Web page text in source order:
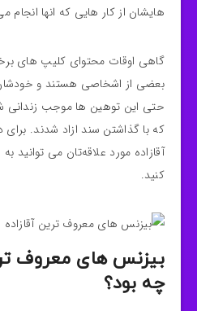
هایشان از کار هایی که انها انجام
گاهی اوقات محتوای کلیپ های
بعضی از اشخاصی هستند و
حتی این توهین ها موجب زندانی
که با گذاشتن سند ازاد شدند.
آقازاده مورد علاقه‌تان می توانید
کنید.
بیزنس های معروف
چه بود؟